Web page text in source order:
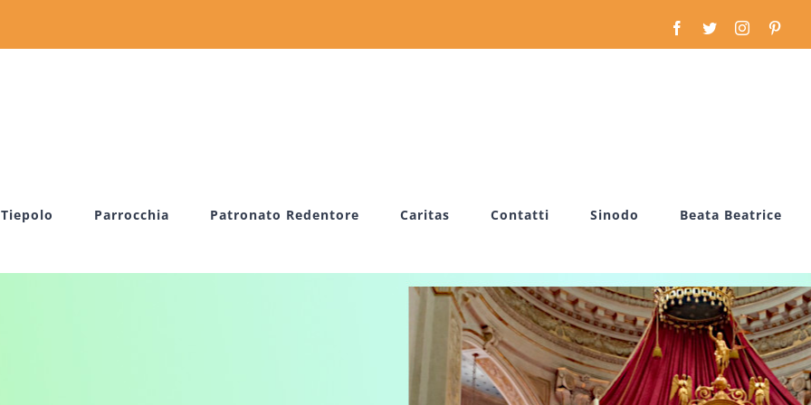
Facebook
TwitterInstagram
Parrocchia Patronato Redentore Caritas Contatti Sinodo Beata Beatrice